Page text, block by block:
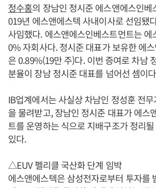
정수홍의 장남인 정시준 에스앤에스인베
019년 에스앤에스텍 사내이사로 선임됐
사임했다. 에스앤에스인베스트먼트는 에
0% 자회사다. 정시준 대표가 보유한 에
은 0.89%(19만 주)다. 이번 증여로 차남
분율이 장남 정시준 대표를 넘어선 셈이
IB업계에서는 사실상 차남인 정성훈 전
을 물려받고, 장남인 정시준 대표가 에스
트를 운영하는 식으로 지배구조가 정리
있다.
△EUV 펠리클 국산화 단계 임박
에스앤에스텍은 삼성전자로부터 투자를